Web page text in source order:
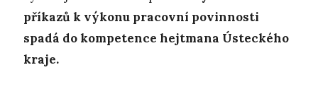
příkazů k výkonu pracovní povinnosti
spadá do kompetence hejtmana Ústeckého
kraje.